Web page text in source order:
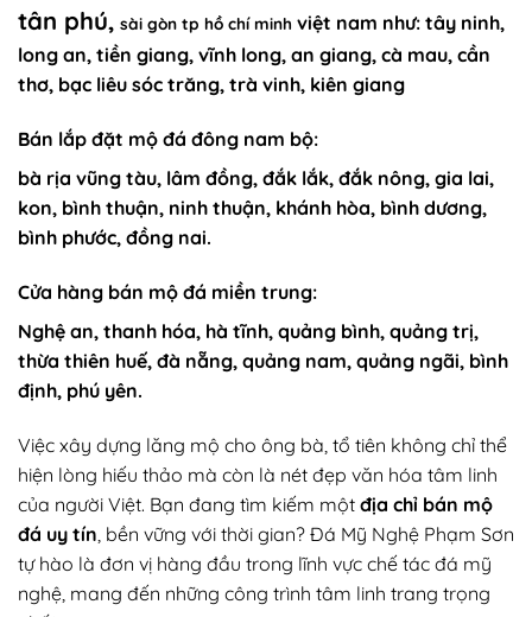
tân phú, sài gòn tp hồ chí minh việt nam như: tây ninh,
long an, tiền giang, vĩnh long, an giang, cà mau, cần
thơ, bạc liêu sóc trăng, trà vinh, kiên giang
Bán lắp đặt mộ đá đông nam bộ:
bà rịa vũng tàu, lâm đồng, đắk lắk, đắk nông, gia lai,
kon, bình thuận, ninh thuận, khánh hòa, bình dương,
bình phước, đồng nai.
Cửa hàng bán mộ đá miền trung:
Nghệ an, thanh hóa, hà tĩnh, quảng bình, quảng trị,
thừa thiên huế, đà nẵng, quảng nam, quảng ngãi, bình
định, phú yên.
Việc xây dựng lăng mộ cho ông bà, tổ tiên không chỉ thể
hiện lòng hiếu thảo mà còn là nét đẹp văn hóa tâm linh
của người Việt. Bạn đang tìm kiếm một địa chỉ bán mộ
đá uy tín , bền vững với thời gian? Đá Mỹ Nghệ Phạm Sơn
tự hào là đơn vị hàng đầu trong lĩnh vực chế tác đá mỹ
nghệ, mang đến những công trình tâm linh trang trọng